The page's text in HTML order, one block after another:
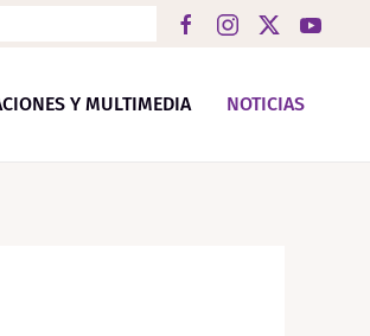
Y MULTIMEDIA NOTICIAS